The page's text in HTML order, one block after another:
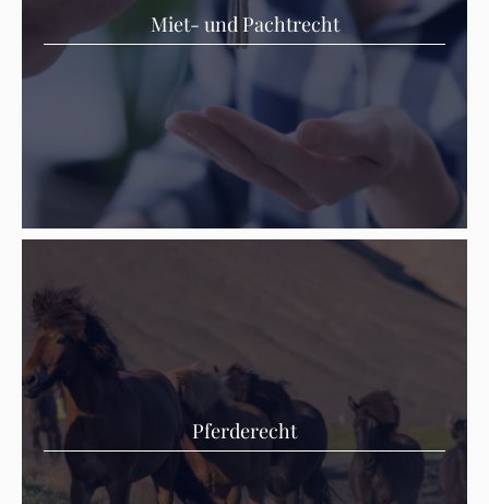
Miet- und Pachtrecht
Pferderecht